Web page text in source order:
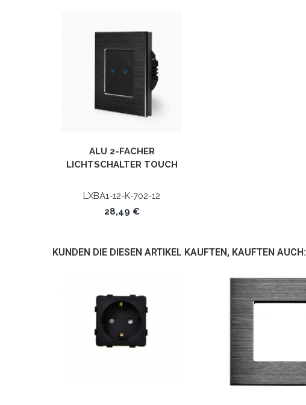
ALU 2-FACHER
LICHTSCHALTER TOUCH
KRONE
LXBA1-12-K-702-12
28,49 €
KUNDEN DIE DIESEN ARTIKEL KAUFTEN, KAUFTEN AUCH: